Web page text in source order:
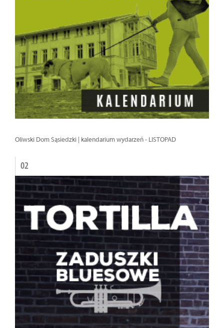
Oliwski Dom Sąsiedzki | kalendarium wydarzeń - LISTOPAD
02